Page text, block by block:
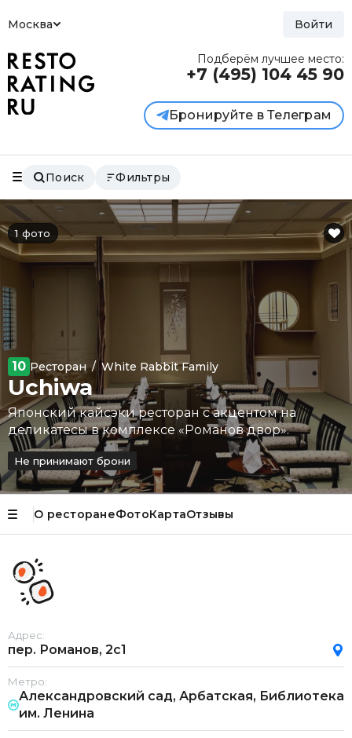
Москва Войти
Подберём лучшее место:
+7 (495) 104 45 90
Бронируйте в Телеграм
Поиск Фильтры
1 фото
10 Ресторан / White Rabbit Family
Uchiwa
Японский кайсэки ресторан с акцентом на
деликатесы в комплексе «Романов двор».
Не принимают брони
О ресторанеФотоКартаОтзывы
Адрес:
пер. Романов, 2с1
Метро:
Александровский сад, Арбатская, Библиотека
им. Ленина